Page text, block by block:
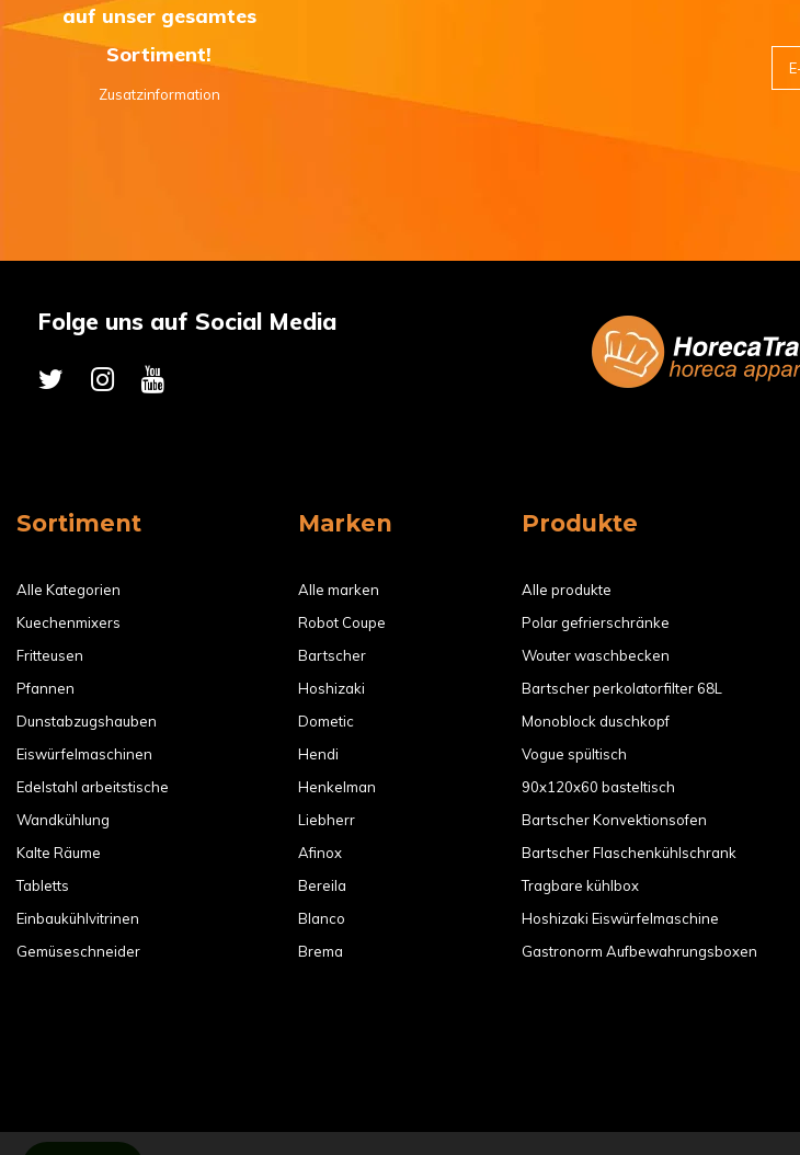
auf unser gesamtes
Sortiment!
Zusatzinformation
Folge uns auf Social Media
Sortiment
Alle Kategorien
Kuechenmixers
Fritteusen
Pfannen
Dunstabzugshauben
Eiswürfelmaschinen
Edelstahl arbeitstische
Wandkühlung
Kalte Räume
Tabletts
Einbaukühlvitrinen
Gemüseschneider
Marken
Alle marken
Robot Coupe
Bartscher
Hoshizaki
Dometic
Hendi
Henkelman
Liebherr
Afinox
Bereila
Blanco
Brema
Produkte
Alle produkte
Polar gefrierschränke
Wouter waschbecken
Bartscher perkolatorfilter 68L
Monoblock duschkopf
Vogue spültisch
90x120x60 basteltisch
Bartscher Konvektionsofen
Bartscher Flaschenkühlschrank
Tragbare kühlbox
Hoshizaki Eiswürfelmaschine
Gastronorm Aufbewahrungsboxen